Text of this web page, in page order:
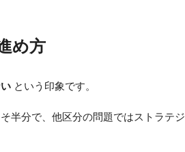
め方
という印象です。
半分で、他区分の問題ではストラテ